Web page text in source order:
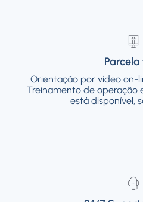
Orientação por vídeo on-
Treinamento de operação
está disponível,
Orientação por vídeo
local.
manutenção também